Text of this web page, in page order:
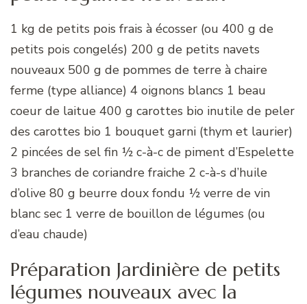
1 kg de petits pois frais à écosser (ou 400 g de
petits pois congelés) 200 g de petits navets
nouveaux 500 g de pommes de terre à chaire
ferme (type alliance) 4 oignons blancs 1 beau
coeur de laitue 400 g carottes bio inutile de peler
des carottes bio 1 bouquet garni (thym et laurier)
2 pincées de sel fin ½ c-à-c de piment d’Espelette
3 branches de coriandre fraiche 2 c-à-s d’huile
d’olive 80 g beurre doux fondu ½ verre de vin
blanc sec 1 verre de bouillon de légumes (ou
d’eau chaude)
Préparation Jardinière de petits
légumes nouveaux avec la